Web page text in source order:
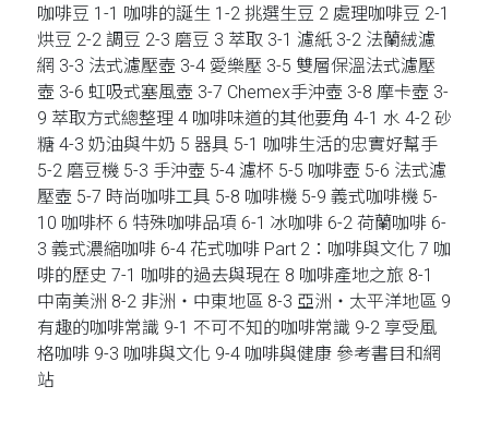
咖啡豆 1-1 咖啡的誕生 1-2 挑選生豆 2 處理咖啡豆 2-1
烘豆 2-2 調豆 2-3 磨豆 3 萃取 3-1 濾紙 3-2 法蘭絨濾
網 3-3 法式濾壓壺 3-4 愛樂壓 3-5 雙層保溫法式濾壓
壺 3-6 虹吸式塞風壺 3-7 Chemex手沖壺 3-8 摩卡壺 3-
9 萃取方式總整理 4 咖啡味道的其他要角 4-1 水 4-2 砂
糖 4-3 奶油與牛奶 5 器具 5-1 咖啡生活的忠實好幫手
5-2 磨豆機 5-3 手沖壺 5-4 濾杯 5-5 咖啡壺 5-6 法式濾
壓壺 5-7 時尚咖啡工具 5-8 咖啡機 5-9 義式咖啡機 5-
10 咖啡杯 6 特殊咖啡品項 6-1 冰咖啡 6-2 荷蘭咖啡 6-
3 義式濃縮咖啡 6-4 花式咖啡 Part 2：咖啡與文化 7 咖
啡的歷史 7-1 咖啡的過去與現在 8 咖啡產地之旅 8-1
中南美洲 8-2 非洲‧中東地區 8-3 亞洲‧太平洋地區 9
有趣的咖啡常識 9-1 不可不知的咖啡常識 9-2 享受風
格咖啡 9-3 咖啡與文化 9-4 咖啡與健康 參考書目和網
站